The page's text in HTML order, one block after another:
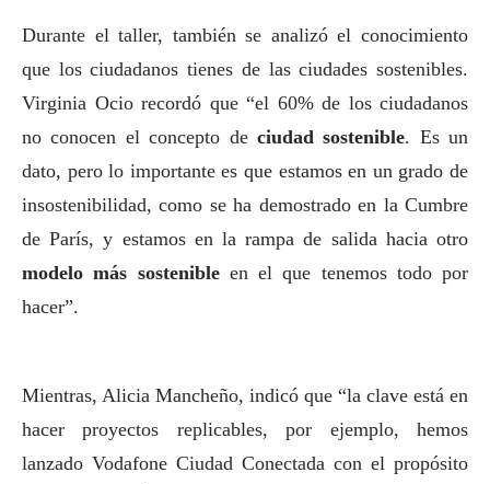
Durante el taller, también se analizó el conocimiento
que los ciudadanos tienes de las ciudades sostenibles.
Virginia Ocio recordó que “el 60% de los ciudadanos
no conocen el concepto de ciudad sostenible. Es un
dato, pero lo importante es que estamos en un grado de
insostenibilidad, como se ha demostrado en la Cumbre
de París, y estamos en la rampa de salida hacia otro
modelo más sostenible en el que tenemos todo por
hacer”.
Mientras, Alicia Mancheño, indicó que “la clave está en
hacer proyectos replicables, por ejemplo, hemos
lanzado Vodafone Ciudad Conectada con el propósito